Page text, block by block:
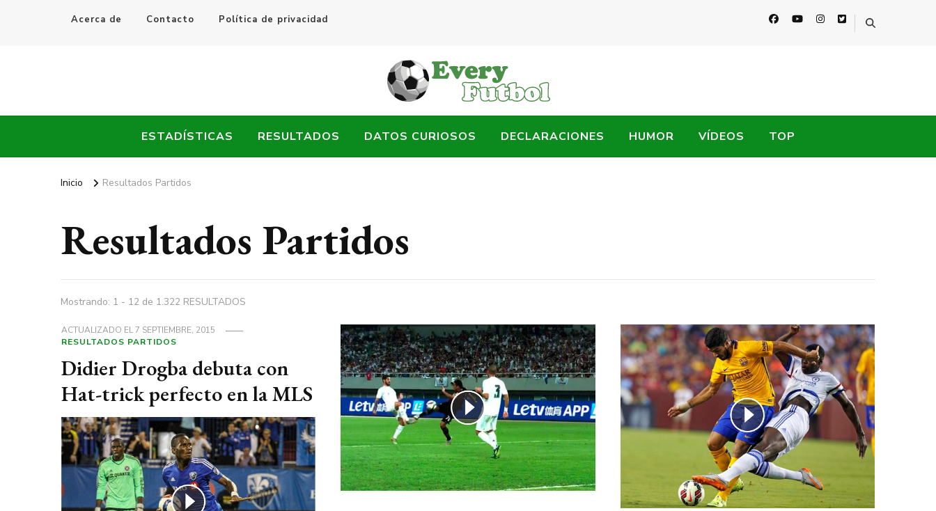
Acerca de Contacto Política de privacidad
Every Fútbol
ESTADÍSTICAS RESULTADOS DATOS CURIOSOS DECLARACIONES HUMOR VÍDEOS TOP
Inicio Resultados Partidos
Resultados Partidos
Mostrando: 1 - 12 de 1.322 RESULTADOS
ACTUALIZADO EL7 SEPTIEMBRE, 2015
RESULTADOS PARTIDOS
Didier Drogba debuta con
Hat-trick perfecto en la MLS